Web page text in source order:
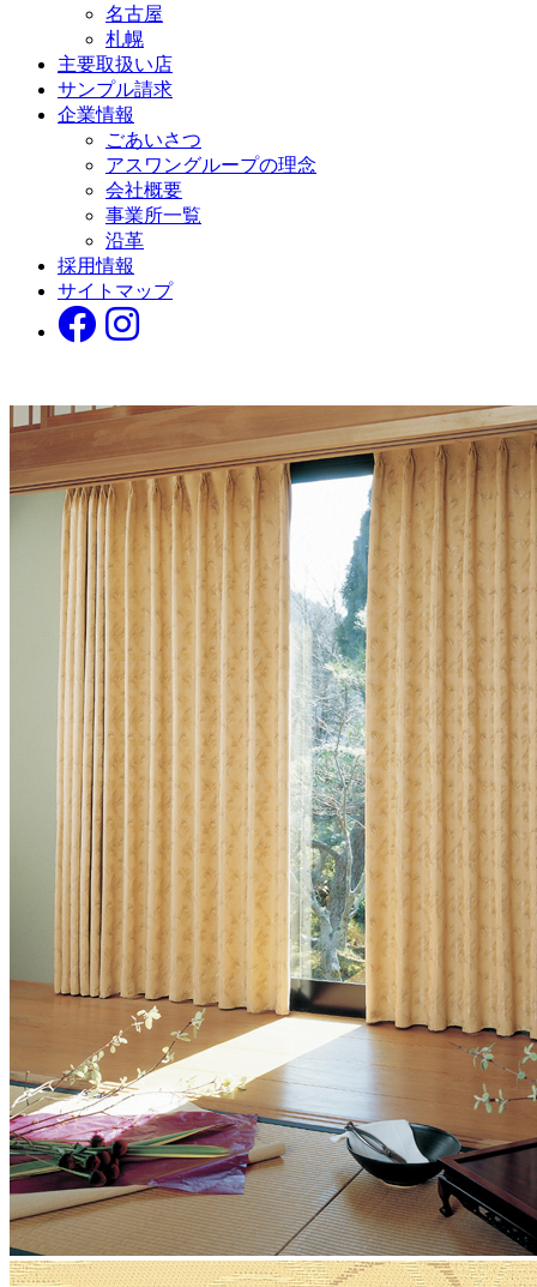
名古屋
札幌
主要取扱い店
サンプル請求
企業情報
ごあいさつ
アスワングループの理念
会社概要
事業所一覧
沿革
採用情報
サイトマップ